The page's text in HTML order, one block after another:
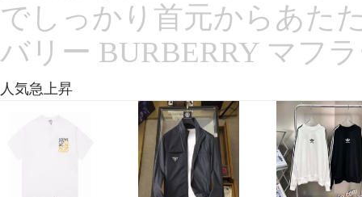
でしっかり首元からあた
バリー BURBERRY マフ
人気急上昇